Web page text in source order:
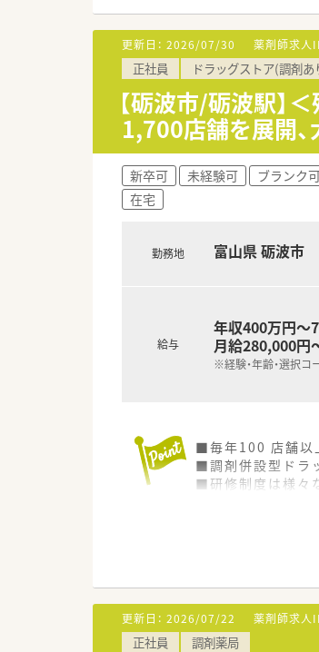
更新日： 2026/07/30 薬剤師求人
正社員 ドラッグストア(調剤あ
【砺波市/砺波駅】
1,700店舗を展開
新卒可 未経験可 ブランク
在宅
勤務地 富山県 砺波市
給与
年収400万円～
月給280,000円
※経験・年齢・選択コ
■毎年100 店舗以
■調剤併設型ドラ
■研修制度は様々
■総合薬剤師・調
■調剤併設型だけ
■在宅医療にも積
■「プラチナくる
います
■充実した研修制
更新日： 2026/07/22 薬剤師求人
正社員 調剤薬局